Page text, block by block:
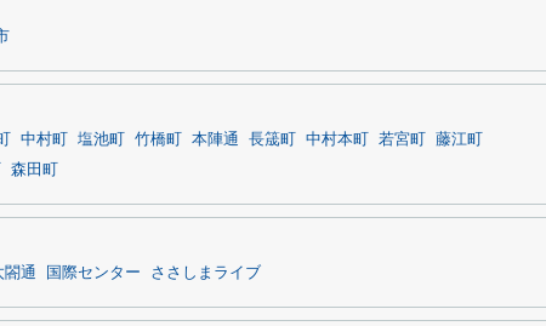
中村町 塩池町 竹橋町 本陣通 長筬町 中村本町 若宮町
藤江町
森田町
閤通 国際センター ささしまライブ